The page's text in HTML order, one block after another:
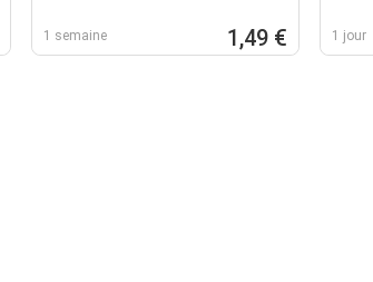
1 semaine 1,49 € 1 jour